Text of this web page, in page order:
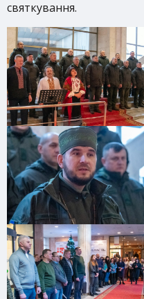
святкування.